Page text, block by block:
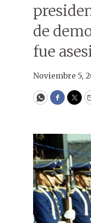
de
fue
Noviembre 5,
WhatsApp